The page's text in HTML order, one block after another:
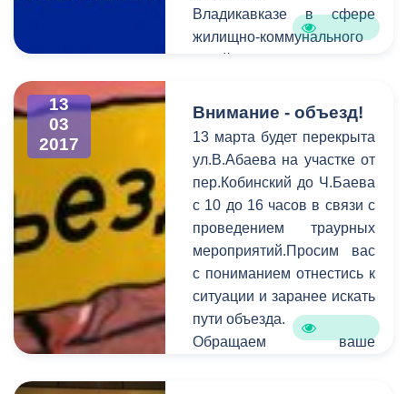
Владикавказе в сфере
жилищно-коммунального
диспетчерская служба.
В период c 6 по 13 марта
на горячую линию единой
дежурно-диспетчерской
службы поступило 122
оперативном порядке
устраняют проблемы в
сфере ЖКХ.
13
03
2017
Внимание - объезд!
13 марта будет перекрыта
ул.В.Абаева на участке от
пер.Кобинский до Ч.Баева
с 10 до 16 часов в связи с
проведением траурных
мероприятий.Просим вас
с пониманием отнестись к
ситуации и заранее искать
пути объезда.
Обращаем ваше